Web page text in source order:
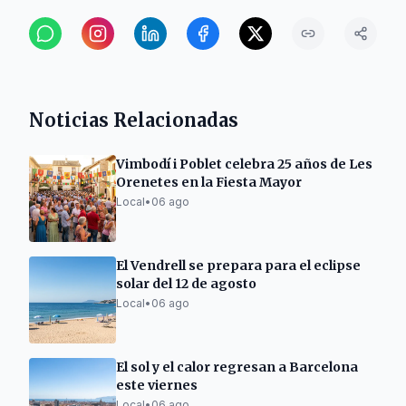
Noticias Relacionadas
Vimbodí i Poblet celebra 25 años de Les
Orenetes en la Fiesta Mayor
Local• 06 ago
El Vendrell se prepara para el eclipse
solar del 12 de agosto
Local• 06 ago
El sol y el calor regresan a Barcelona
este viernes